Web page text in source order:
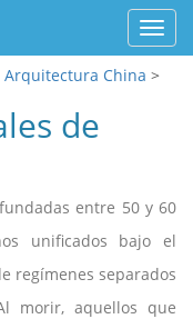
Arquitectura China >
de
entre 50 y 60
unificados bajo el
regímenes separados
morir, aquellos que